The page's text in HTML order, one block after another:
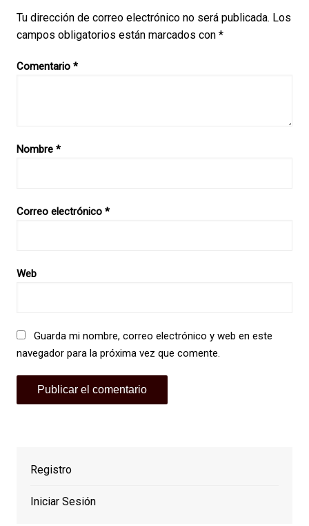
Tu dirección de correo electrónico no será publicada. Los
campos obligatorios están marcados con *
Comentario *
Nombre *
Correo electrónico *
Web
Guarda mi nombre, correo electrónico y web en este
navegador para la próxima vez que comente.
Registro
Iniciar Sesión